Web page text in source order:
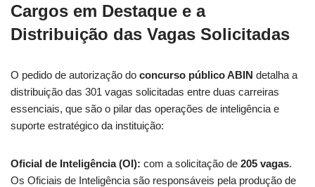
Cargos em Destaque e a
Distribuição das Vagas Solicitadas
O pedido de autorização do concurso público ABIN detalha a
distribuição das 301 vagas solicitadas entre duas carreiras
essenciais, que são o pilar das operações de inteligência e
suporte estratégico da instituição:
Oficial de Inteligência (OI): com a solicitação de 205 vagas.
Os Oficiais de Inteligência são responsáveis pela produção de